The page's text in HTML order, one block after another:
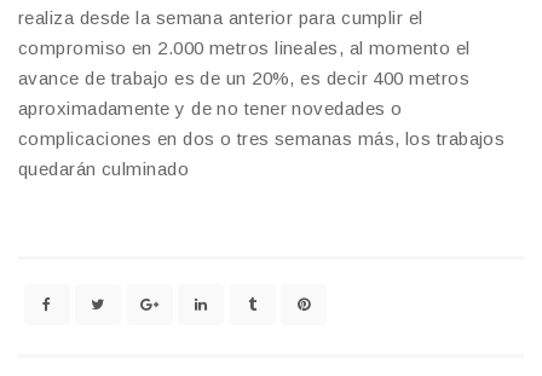
realiza desde la semana anterior para cumplir el
compromiso en 2.000 metros lineales, al momento el
avance de trabajo es de un 20%, es decir 400 metros
aproximadamente y de no tener novedades o
complicaciones en dos o tres semanas más, los trabajos
quedarán culminado